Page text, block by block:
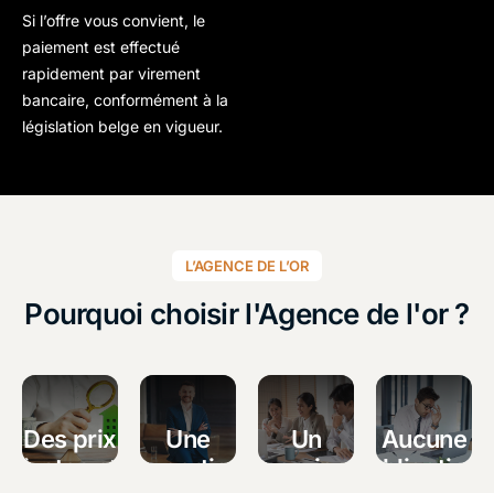
Si l’offre vous convient, le
paiement est effectué
rapidement par virement
bancaire, conformément à la
législation belge en vigueur.
L’AGENCE DE L’OR
Pourquoi choisir l'Agence de l'or ?
Des prix
justes et
Une
expertise
Un
service
Aucune
obligation